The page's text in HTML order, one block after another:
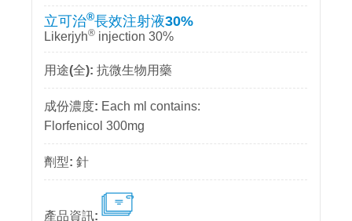
立可治®長效注射液30%
Likerjyh® injection 30%
抗微生物用藥
Each ml contains:
Florfenicol 300mg
針